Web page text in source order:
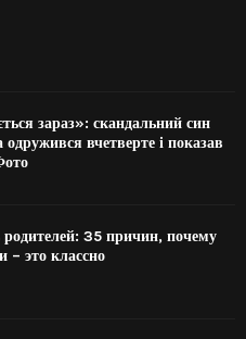
зараз»: скандальний син
вчетверте і показав
35 причин, почему
– это классно